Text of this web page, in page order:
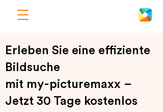
Erleben Sie eine effiziente
Bildsuche
mit my-picturemaxx –
Jetzt 30 Tage kostenlos